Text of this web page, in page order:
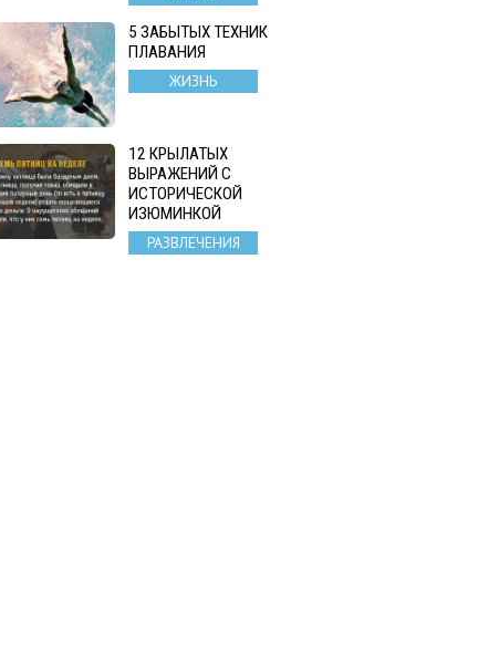
5 ЗАБЫТЫХ ТЕХНИК
ПЛАВАНИЯ
ЖИЗНЬ
12 КРЫЛАТЫХ
ВЫРАЖЕНИЙ С
ИСТОРИЧЕСКОЙ
ИЗЮМИНКОЙ
РАЗВЛЕЧЕНИЯ